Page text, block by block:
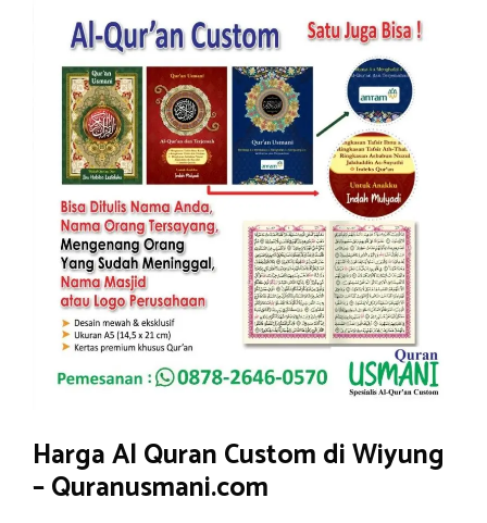
Harga Al Quran Custom di Wiyung
– Quranusmani.com